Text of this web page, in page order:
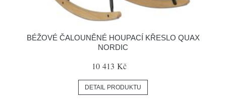
BÉŽOVÉ ČALOUNĚNÉ HOUPACÍ KŘESLO QUAX
NORDIC
10 413 Kč
DETAIL PRODUKTU